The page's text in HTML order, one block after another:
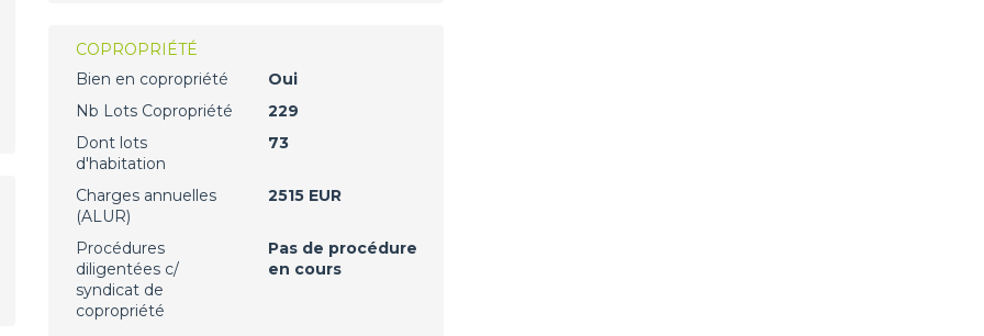
COPROPRIÉTÉ
Bien en copropriété
Oui
Nb Lots Copropriété
229
Dont lots
d'habitation
73
Charges annuelles
(ALUR)
2515 EUR
Procédures
diligentées c/
syndicat de
copropriété
Pas de procédure
en cours